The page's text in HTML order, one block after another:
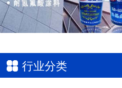
行业分类